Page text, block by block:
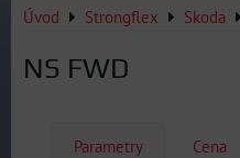
Úvod Strongflex Skoda
NS FWD
Parametry Cena